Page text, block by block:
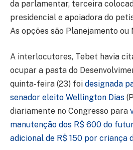
da parlamentar, terceira
presidencial e apoiadora do
As opções são Planejamento ou
A interlocutores, Tebet havia
ocupar a pasta do
quinta-feira (23) foi designada
senador eleito Wellington Dias
diariamente no Congresso para
manutenção dos R$ 600 do
adicional de R$ 150 por criança